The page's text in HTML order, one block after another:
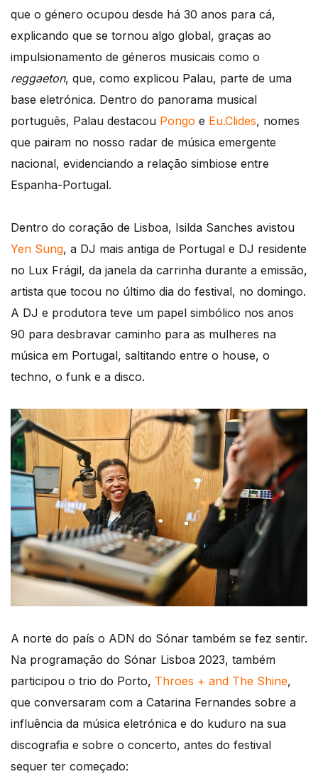
que o género ocupou desde há 30 anos para cá,
explicando que se tornou algo global, graças ao
impulsionamento de géneros musicais como o
reggaeton, que, como explicou Palau, parte de uma
base eletrónica. Dentro do panorama musical
português, Palau destacou Pongo e Eu.Clides, nomes
que pairam no nosso radar de música emergente
nacional, evidenciando a relação simbiose entre
Espanha-Portugal.
Dentro do coração de Lisboa, Isilda Sanches avistou
Yen Sung, a DJ mais antiga de Portugal e DJ residente
no Lux Frágil, da janela da carrinha durante a emissão,
artista que tocou no último dia do festival, no domingo.
A DJ e produtora teve um papel simbólico nos anos
90 para desbravar caminho para as mulheres na
música em Portugal, saltitando entre o house, o
techno, o funk e a disco.
A norte do país o ADN do Sónar também se fez sentir.
Na programação do Sónar Lisboa 2023, também
participou o trio do Porto, Throes + and The Shine,
que conversaram com a Catarina Fernandes sobre a
influência da música eletrónica e do kuduro na sua
discografia e sobre o concerto, antes do festival
sequer ter começado: